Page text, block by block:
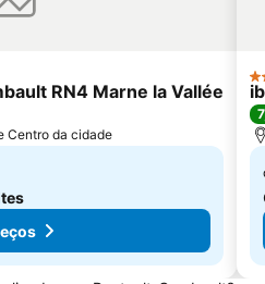
RN4 Marne la Vallée
Centro da cidade
3